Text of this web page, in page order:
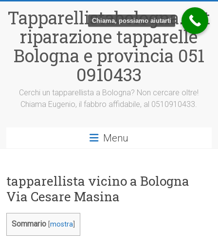
contenuto
Tapparellistabologna.net
riparazione tapparelle
Bologna e provincia 051
0910433
Cerchi un tapparellista a Bologna? Non cercare oltre!
Chiama Eugenio, il fabbro affidabile, al 0510910433.
Menu
tapparellista vicino a Bologna
Via Cesare Masina
Sommario [mostra
Chiama, possiamo aiutarti